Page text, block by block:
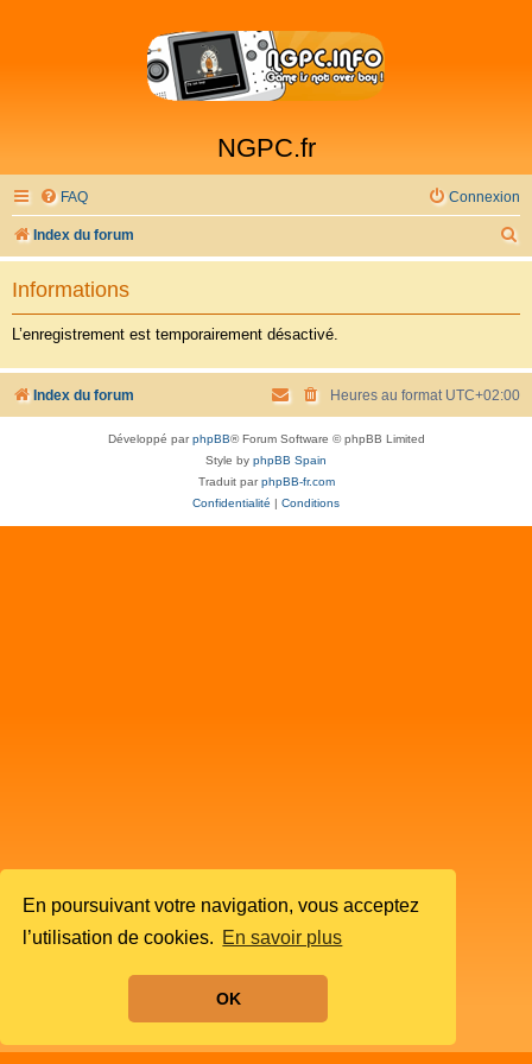
En poursuivant votre navigation, vous acceptez
l’utilisation de cookies. En savoir plus
OK
NGPC.fr
FAQ Connexion
Index du forum
e
c
Informations
L’enregistrement est temporairement désactivé.
Index du forum Heures au format UTC+02:00
Développé parphpBB® Forum Software © phpBB Limited
Style by phpBB Spain
Traduit parphpBB-fr.com
Confidentialité | Conditions